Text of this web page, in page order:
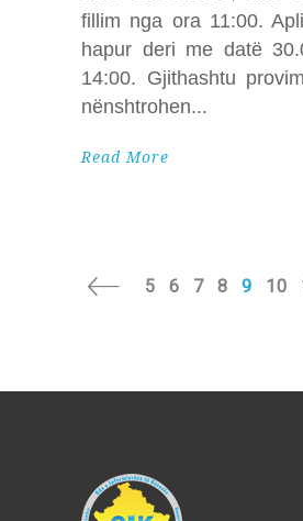
fillim nga ora 11:00.
hapur deri me datë
14:00. Gjithashtu
nënshtrohen
Read More
5 6 7 8 9 10